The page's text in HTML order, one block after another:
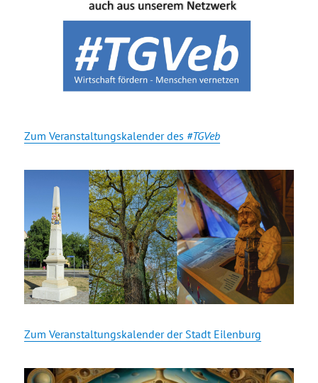
Zum Veranstaltungskalender des #TGVeb
Zum Veranstaltungskalender der Stadt Eilenburg